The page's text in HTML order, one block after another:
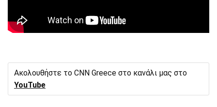
Ακολουθήστε το CNN Greece στο κανάλι μας στο
YouTube